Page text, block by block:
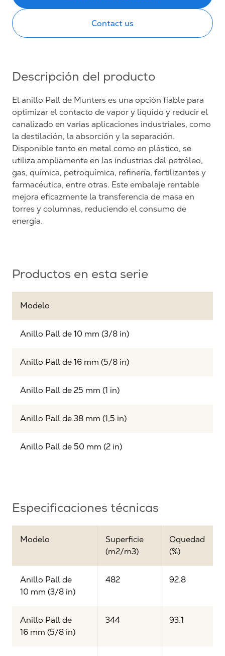
Contact us
Descripción del producto
El anillo Pall de Munters es una opción fiable para
optimizar el contacto de vapor y líquido y reducir el
canalizado en varias aplicaciones industriales, como
la destilación, la absorción y la separación.
Disponible tanto en metal como en plástico, se
utiliza ampliamente en las industrias del petróleo,
gas, química, petroquímica, refinería, fertilizantes y
farmacéutica, entre otras. Este embalaje rentable
mejora eficazmente la transferencia de masa en
torres y columnas, reduciendo el consumo de
energía.
Productos en esta serie
Modelo
Anillo Pall de 10 mm (3/8 in)
Anillo Pall de 16 mm (5/8 in)
Anillo Pall de 25 mm (1 in)
Anillo Pall de 38 mm (1,5 in)
Anillo Pall de 50 mm (2 in)
Especificaciones técnicas
Modelo
Superficie
(m2/m3)
Oquedad
(%)
Anillo Pall de
10 mm (3/8 in)
482 92.8
Anillo Pall de
16 mm (5/8 in)
344 93.1